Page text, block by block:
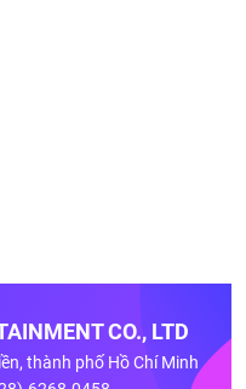
CO., LTD
thành phố Hồ Chí Minh